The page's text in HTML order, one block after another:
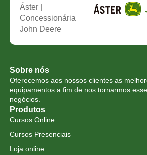
Áster |
Concessionária
John Deere
Sobre nós
Oferecemos aos nossos clientes as
equipamentos a fim de nos tornarmos
negócios.
Produtos
Cursos Online
Cursos Presenciais
Loja online